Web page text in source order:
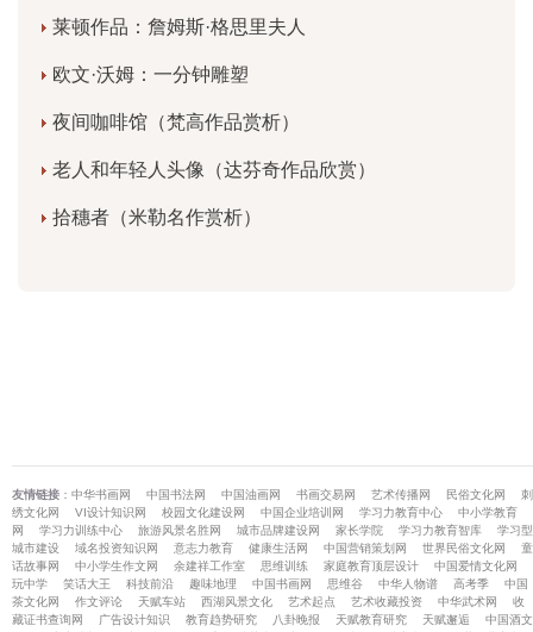
莱顿作品：詹姆斯·格思里夫人
欧文·沃姆：一分钟雕塑
夜间咖啡馆（梵高作品赏析）
老人和年轻人头像（达芬奇作品欣赏）
拾穗者（米勒名作赏析）
友情链接 ： 中华书画网 中国书法网 中国油画网 书画交易网 艺术传播网 民俗文化网
刺
绣文化网
VI设计知识网 校园文化建设网 中国企业培训网 学习力教育中心
中小学教育
网
学习力训练中心 旅游风景名胜网 城市品牌建设网 家长学院 学习力教育智库
学习型
城市建设
域名投资知识网 意志力教育 健康生活网 中国营销策划网 世界民俗文化网
童
话故事网
中小学生作文网 余建祥工作室 思维训练 家庭教育顶层设计
中国爱情文化网
玩中学
笑话大王 科技前沿 趣味地理 中国书画网 思维谷 中华人物谱 高考季
中国
茶文化网
作文评论 天赋车站 西湖风景文化 艺术起点 艺术收藏投资 中华武术网
收
藏证书查询网
广告设计知识 教育趋势研究 八卦晚报 天赋教育研究 天赋邂逅
中国酒文